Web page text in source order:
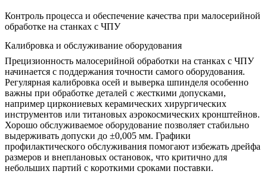
Контроль процесса и обеспечение качества при малосерийной
обработке на станках с ЧПУ
Калибровка и обслуживание оборудования
Прецизионность малосерийной обработки на станках с ЧПУ
начинается с поддержания точности самого оборудования.
Регулярная калибровка осей и выверка шпинделя особенно
важны при обработке деталей с жесткими допусками,
например циркониевых керамических хирургических
инструментов или титановых аэрокосмических кронштейнов.
Хорошо обслуживаемое оборудование позволяет стабильно
выдерживать допуски до ±0,005 мм. Графики
профилактического обслуживания помогают избежать дрейфа
размеров и внеплановых остановок, что критично для
небольших партий с короткими сроками поставки.